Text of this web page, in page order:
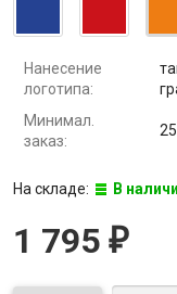
Нанесение
логотипа:
Минимал.
заказ:
На складе: В
1 795 ₽